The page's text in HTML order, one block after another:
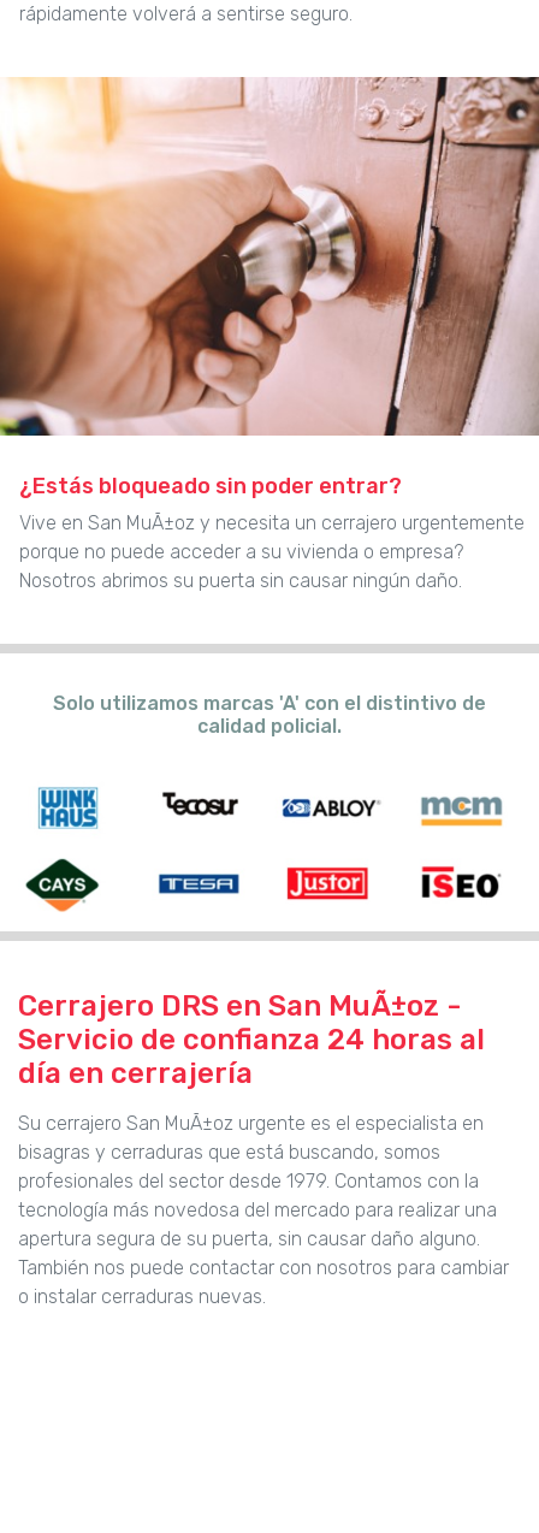
rápidamente volverá a sentirse seguro.
¿Estás bloqueado sin poder entrar?
Vive en San MuÃ±oz y necesita un cerrajero urgentemente
porque no puede acceder a su vivienda o empresa?
Nosotros abrimos su puerta sin causar ningún daño.
Solo utilizamos marcas 'A' con el distintivo de
calidad policial.
Cerrajero DRS en San MuÃ±oz -
Servicio de confianza 24 horas al
día en cerrajería
Su cerrajero San MuÃ±oz urgente es el especialista en
bisagras y cerraduras que está buscando, somos
profesionales del sector desde 1979. Contamos con la
tecnología más novedosa del mercado para realizar una
apertura segura de su puerta, sin causar daño alguno.
También nos puede contactar con nosotros para cambiar
o instalar cerraduras nuevas.